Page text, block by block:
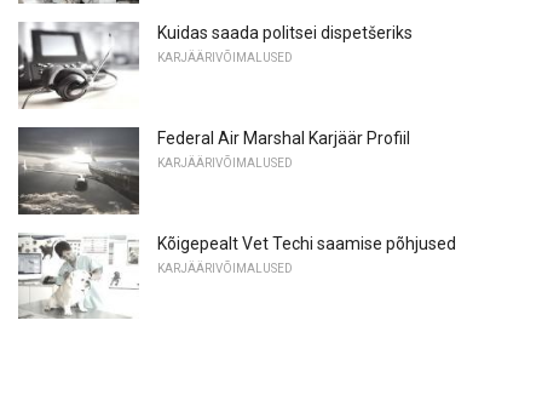
Kuidas saada politsei dispetšeriks
KARJÄÄRIVÕIMALUSED
Federal Air Marshal Karjäär Profiil
KARJÄÄRIVÕIMALUSED
Kõigepealt Vet Techi saamise põhjused
KARJÄÄRIVÕIMALUSED